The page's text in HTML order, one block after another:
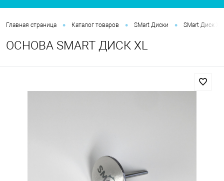
Главная страница • Каталог товаров • SMart Диски • SMart Диск XL
ОСНОВА SMART ДИСК XL